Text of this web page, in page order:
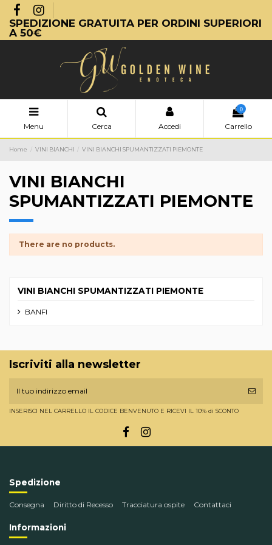
SPEDIZIONE GRATUITA PER ORDINI SUPERIORI
A 50€
Menu Cerca Accedi
0
Carrello
Home VINI BIANCHI VINI BIANCHI SPUMANTIZZATI PIEMONTE
VINI BIANCHI
SPUMANTIZZATI PIEMONTE
There are no products.
VINI BIANCHI SPUMANTIZZATI PIEMONTE
BANFI
Iscriviti alla newsletter
INSERISCI NEL CARRELLO IL CODICE BENVENUTO E RICEVI IL 10% di SCONTO
Spedizione
Consegna Diritto di Recesso Tracciatura ospite Contattaci
Informazioni